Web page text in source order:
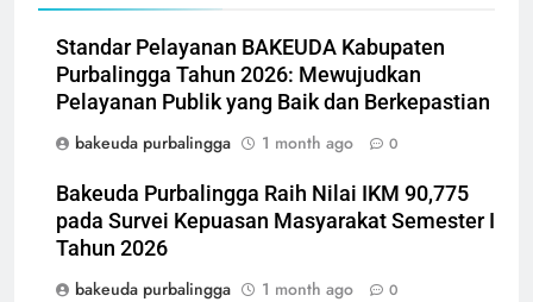
Standar Pelayanan BAKEUDA Kabupaten
Purbalingga Tahun 2026: Mewujudkan
Pelayanan Publik yang Baik dan Berkepastian
bakeuda purbalingga
1 month ago 0
Bakeuda Purbalingga Raih Nilai IKM 90,775
pada Survei Kepuasan Masyarakat Semester I
Tahun 2026
bakeuda purbalingga
1 month ago 0